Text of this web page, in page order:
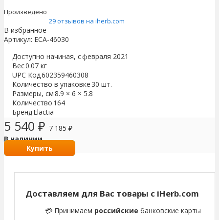
Произведено
29 отзывов на iherb.com
В избранное
Артикул: ECA-46030
Доступно начиная, сфевраля 2021
Вес0.07 кг
UPC Код602359460308
Количество в упаковке 30 шт.
Размеры, см8.9 × 6 × 5.8
Количество 164
БрендElactia
5 540 ₽ 7 185 ₽
В наличии
Купить
Доставляем для Вас товары с iHerb.com
💳 Принимаем российские банковские карты